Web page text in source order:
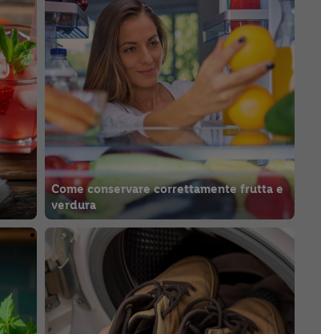
Come conservare correttamente frutta e
verdura